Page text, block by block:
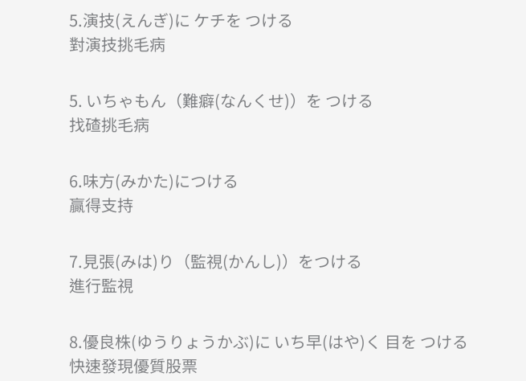
5.演技(えんぎ)に ケチを つける
對演技挑毛病
5. いちゃもん（難癖(なんくせ)）を つける
找碴挑毛病
6.味方(みかた)につける
贏得支持
7.見張(みは)り（監視(かんし)）をつける
進行監視
8.優良株(ゆうりょうかぶ)に いち早(はや)く 目を つける
快速發現優質股票